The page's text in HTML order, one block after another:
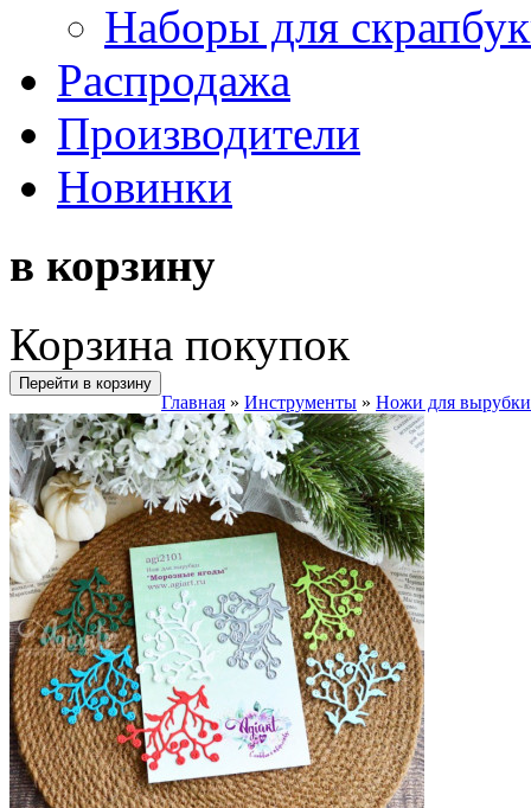
Наборы для
Распродажа
Производители
Новинки
в корзину
Корзина покупок
Перейти в корзину
Главная » Инструменты » Ножи для вырубки